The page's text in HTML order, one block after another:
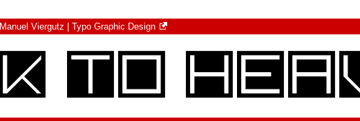
Manuel Viergutz | Typo Graphic Design